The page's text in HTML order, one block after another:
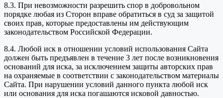
8.3. При невозможности разрешить спор в добровольном
порядке любая из Сторон вправе обратиться в суд за защитой
своих прав, которые предоставлены им действующим
законодательством Российской Федерации.
8.4. Любой иск в отношении условий использования Сайта
должен быть предъявлен в течение 3 лет после возникновения
оснований для иска, за исключением защиты авторских прав
на охраняемые в соответствии с законодательством материалы
Сайта. При нарушении условий данного пункта любой иск
или основания для иска погашаются исковой давностью.